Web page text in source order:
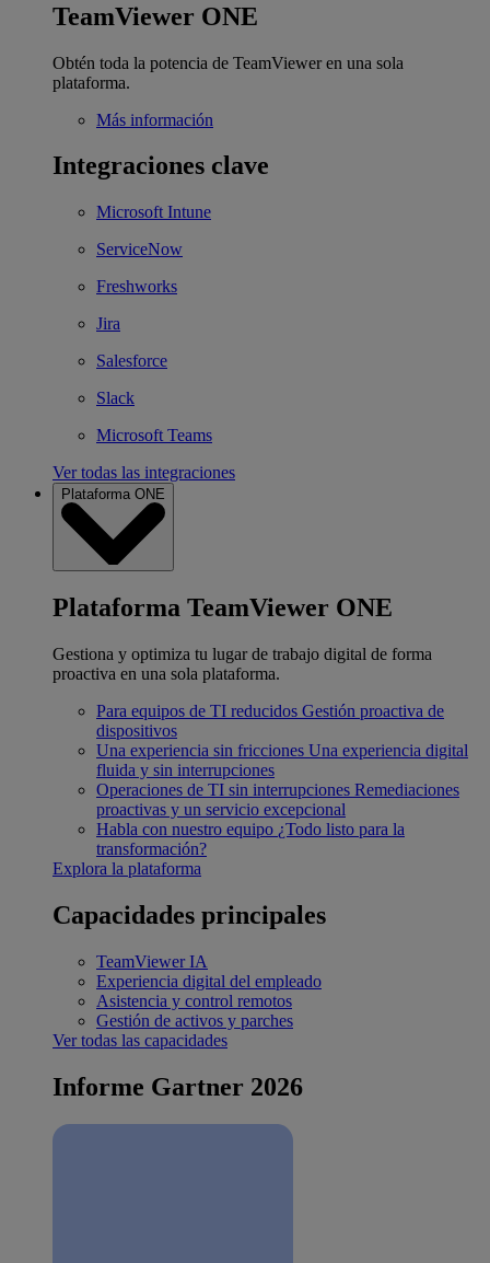
TeamViewer ONE
Obtén toda la potencia de TeamViewer en una sola
plataforma.
Más información
Integraciones clave
Microsoft Intune
ServiceNow
Freshworks
Jira
Salesforce
Slack
Microsoft Teams
Ver todas las integraciones
Plataforma ONE
Plataforma TeamViewer ONE
Gestiona y optimiza tu lugar de trabajo digital de forma
proactiva en una sola plataforma.
Para equipos de TI reducidos Gestión proactiva de
dispositivos
Una experiencia sin fricciones Una experiencia digital
fluida y sin interrupciones
Operaciones de TI sin interrupciones Remediaciones
proactivas y un servicio excepcional
Habla con nuestro equipo ¿Todo listo para la
transformación?
Explora la plataforma
Capacidades principales
TeamViewer IA
Experiencia digital del empleado
Asistencia y control remotos
Gestión de activos y parches
Ver todas las capacidades
Informe Gartner 2026